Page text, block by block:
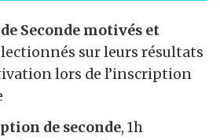
Seconde motivés et
sur leurs résultats
lors de l’inscription
de seconde, 1h